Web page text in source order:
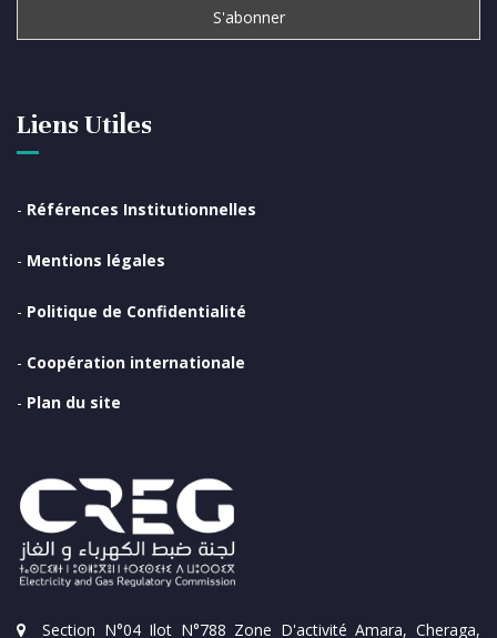
Section N°04 Ilot N°788 Zone D'activité Amara, Cheraga,
Liens Utiles
- Références Institutionnelles
- Mentions légales
- Politique de Confidentialité
- Coopération internationale
- Plan du site